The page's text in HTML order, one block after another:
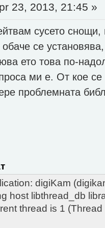
23, 2013, 21:45 »
сусето
се
ето това по-
ми е. От кое се
проблемната
digiKam
host libthread_db
thread is 1